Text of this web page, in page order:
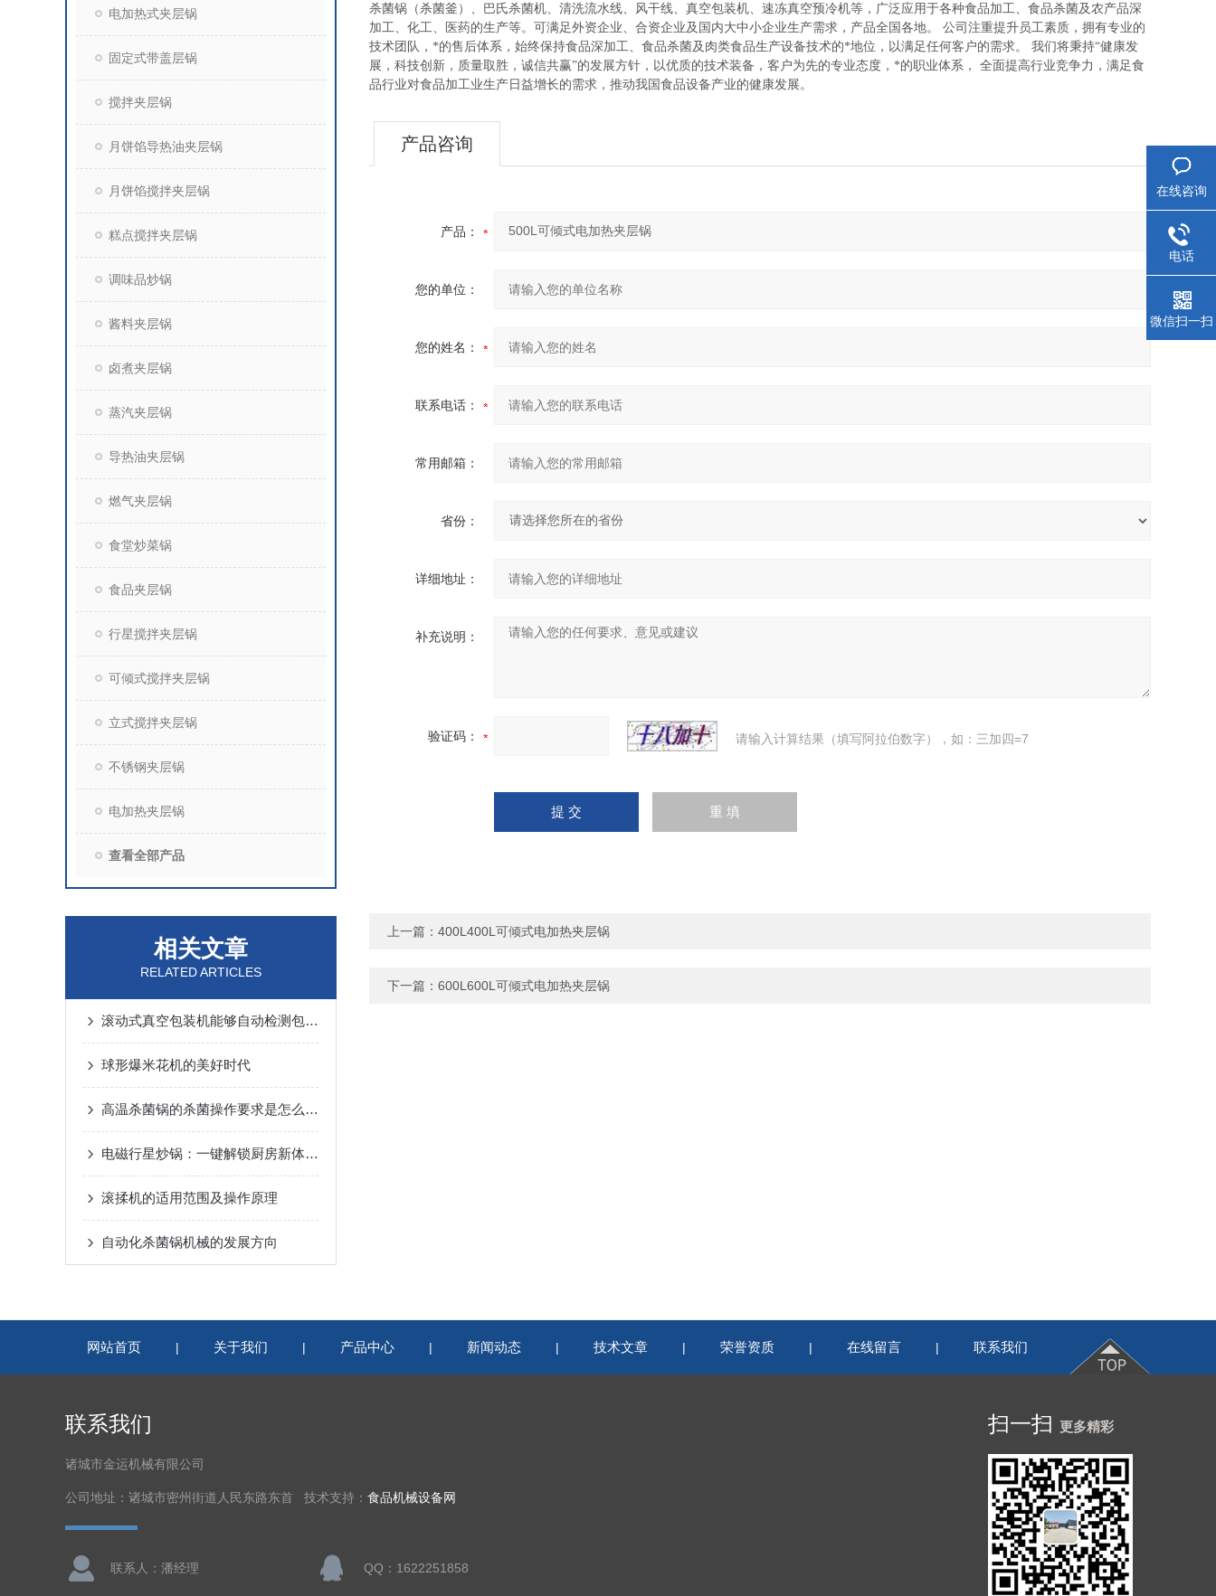
电加热式夹层锅
固定式带盖层锅
搅拌夹层锅
月饼馅导热油夹层锅
月饼馅搅拌夹层锅
糕点搅拌夹层锅
调味品炒锅
酱料夹层锅
卤煮夹层锅
蒸汽夹层锅
导热油夹层锅
燃气夹层锅
食堂炒菜锅
食品夹层锅
行星搅拌夹层锅
可倾式搅拌夹层锅
立式搅拌夹层锅
不锈钢夹层锅
电加热夹层锅
查看全部产品
相关文章
RELATED ARTICLES
滚动式真空包装机能够自动检测包装袋的位置和状态
球形爆米花机的美好时代
高温杀菌锅的杀菌操作要求是怎么样的？
电磁行星炒锅：一键解锁厨房新体验，美味佳肴轻松享
滚揉机的适用范围及操作原理
自动化杀菌锅机械的发展方向
杀菌锅（杀菌釜）、巴氏杀菌机、清洗流水线、风干线、真空包装机、速冻真空预冷机等，广泛应用于各种食品加工、食品杀菌及农产品深
加工、化工、医药的生产等。可满足外资企业、合资企业及国内大中小企业生产需求，产品全国各地。
公司注重提升员工素质，拥有专业的
技术团队，*的售后体系，始终保持食品深加工、食品杀菌及肉类食品生产设备技术的*地位，以满足任何客户的需求。
我们将秉持“健康发
展，科技创新，质量取胜，诚信共赢”的发展方针，以优质的技术装备，客户为先的专业态度，*的职业体系，
全面提高行业竞争力，满足食
品行业对食品加工业生产日益增长的需求，推动我国食品设备产业的健康发展。
产品咨询
产品：
您的单位：
您的姓名：
联系电话：
常用邮箱：
省份：
详细地址：
补充说明：
验证码： 请输入计算结果（填写阿拉伯数字），如：三加四=7
上一篇： 400L400L可倾式电加热夹层锅
下一篇： 600L600L可倾式电加热夹层锅
网站首页 | 关于我们 | 产品中心 | 新闻动态 | 技术文章 | 荣誉资质 | 在线留言 | 联系我们
联系我们
诸城市金运机械有限公司
公司地址：诸城市密州街道人民东路东首 技术支持： 食品机械设备网
联系人：潘经理 QQ：1622251858
扫一扫 更多精彩
在线咨询
电话
微信扫一扫